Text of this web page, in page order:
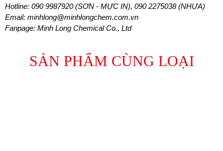
Hotline: 090 9987920 (SƠN - MỰC IN), 090 2275038 (NHỰA)
Email: minhlong@minhlongchem.com.vn
Fanpage: Minh Long Chemical Co., Ltd
SẢN PHẨM CÙNG LOẠI